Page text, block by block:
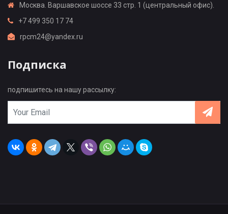
Москва. Варшавское шоссе 33 стр. 1 (центральный офис).
+7 499 350 17 74
rpcm24@yandex.ru
Подписка
подпишитесь на нашу рассылку: